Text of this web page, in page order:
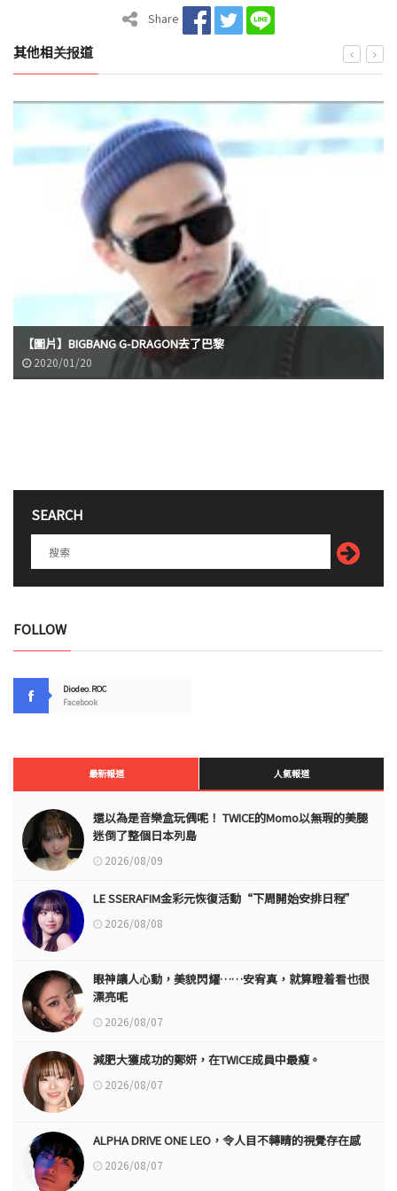
Share
其他相关报道
【圖片】BIGBANG G-DRAGON去了巴黎
2020/01/20
SEARCH
FOLLOW
Diodeo.ROC
Facebook
最新報道 人氣報道
還以為是音樂盒玩偶呢！ TWICE的Momo以無瑕的美腿
迷倒了整個日本列島
2026/08/09
LE SSERAFIM金彩元恢復活動“下周開始安排日程”
2026/08/08
眼神讓人心動，美貌閃耀……安宥真，就算瞪着看也很
漂亮呢
2026/08/07
減肥大獲成功的鄭妍，在TWICE成員中最瘦。
2026/08/07
ALPHA DRIVE ONE LEO，令人目不轉睛的視覺存在感
2026/08/07